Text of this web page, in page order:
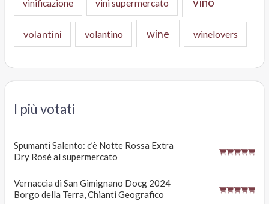
vinificazione vini supermercato
volantini volantino wine winelovers
I più votati
Spumanti Salento: c’è Notte Rossa Extra
Dry Rosé al supermercato
Vernaccia di San Gimignano Docg 2024
Borgo della Terra, Chianti Geografico